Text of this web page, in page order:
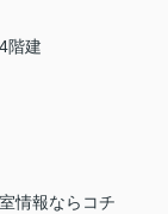
階建
情報ならコチ